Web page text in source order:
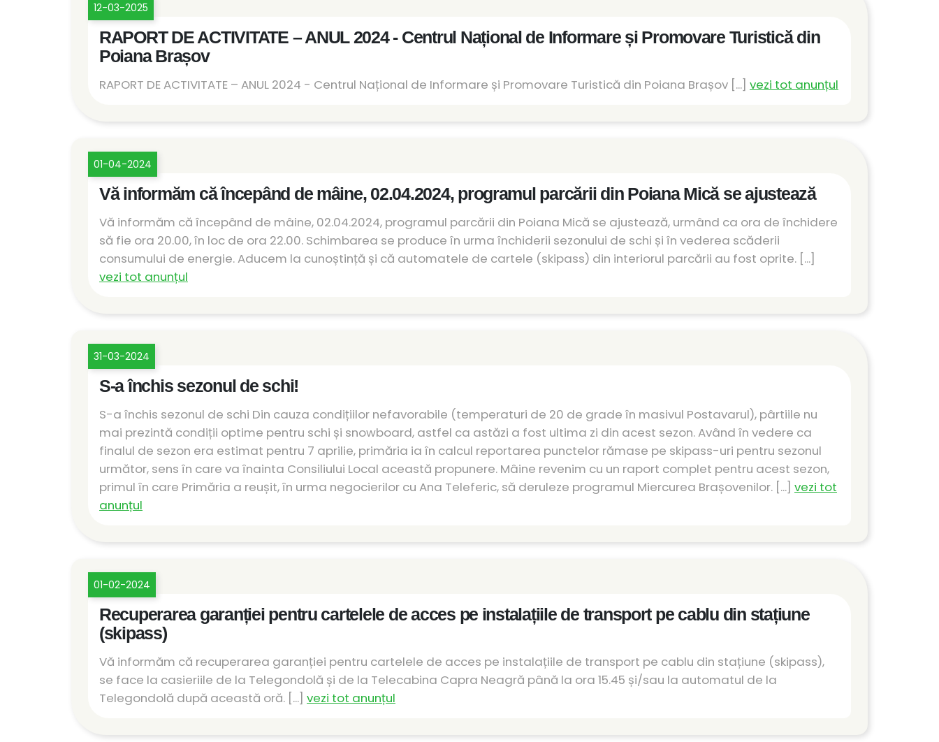
12-03-2025
RAPORT DE ACTIVITATE – ANUL 2024 - Centrul Național de Informare și Promovare Turistică din
Poiana Brașov
RAPORT DE ACTIVITATE – ANUL 2024 - Centrul Național de Informare și Promovare Turistică din Poiana Brașov [...] vezi tot anunțul
01-04-2024
Vă informăm că începând de mâine, 02.04.2024, programul parcării din Poiana Mică se ajustează
Vă informăm că începând de mâine, 02.04.2024, programul parcării din Poiana Mică se ajustează, urmând ca ora de închidere
să fie ora 20.00, în loc de ora 22.00. Schimbarea se produce în urma închiderii sezonului de schi și în vederea scăderii
consumului de energie. Aducem la cunoștință și că automatele de cartele (skipass) din interiorul parcării au fost oprite. [...]
vezi tot anunțul
31-03-2024
S-a închis sezonul de schi!
S-a închis sezonul de schi Din cauza condițiilor nefavorabile (temperaturi de 20 de grade în masivul Postavarul), pârtiile nu
mai prezintă condiții optime pentru schi și snowboard, astfel ca astăzi a fost ultima zi din acest sezon. Având în vedere ca
finalul de sezon era estimat pentru 7 aprilie, primăria ia în calcul reportarea punctelor rămase pe skipass-uri pentru sezonul
următor, sens în care va înainta Consiliului Local această propunere. Mâine revenim cu un raport complet pentru acest sezon,
primul în care Primăria a reușit, în urma negocierilor cu Ana Teleferic, să deruleze programul Miercurea Brașovenilor. [...] vezi tot
anunțul
01-02-2024
Recuperarea garanției pentru cartelele de acces pe instalațiile de transport pe cablu din stațiune
(skipass)
Vă informăm că recuperarea garanției pentru cartelele de acces pe instalațiile de transport pe cablu din stațiune (skipass),
se face la casieriile de la Telegondolă și de la Telecabina Capra Neagră până la ora 15.45 și/sau la automatul de la
Telegondolă după această oră. [...] vezi tot anunțul